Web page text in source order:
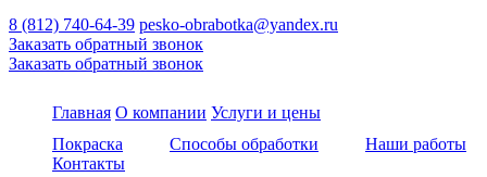
8 (812) 740-64-39 pesko-obrabotka@yandex.ru
Заказать обратный звонок
Заказать обратный звонок
Главная О компании Услуги и цены
Покраска
Способы обработки
Наши работы
Контакты